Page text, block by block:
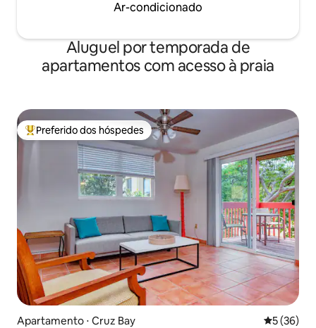
Ar-condicionado
Aluguel por temporada de
apartamentos com acesso à praia
Entre os melhores preferidos dos hóspedes
Preferido dos hóspedes
Apartamento ⋅ Cruz Bay 5 de uma
5 (36)